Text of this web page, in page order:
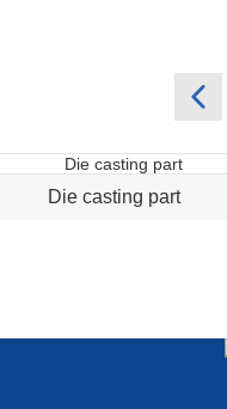
Die casting part